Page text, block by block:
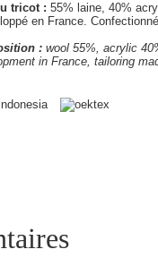
tricot : 55% laine, 40%
en France.
:wool 55%, acrylic
in France, tailoring